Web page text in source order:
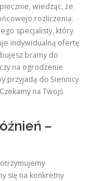
wiedząc, że
rozliczenia.
specjalisty, który
indywidualną ofertę
bramy do
na ogrodzenie
przyjadą do Siennicy
na Twojś
–
się na konkretny